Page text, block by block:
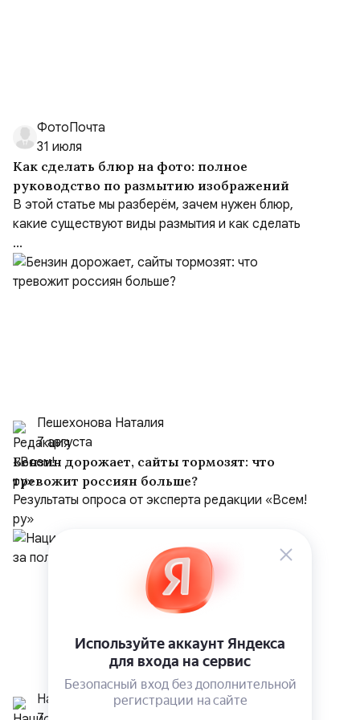
ФотоПочта
31 июля
Как сделать блюр на фото: полное
руководство по размытию изображений
В этой статье мы разберём, зачем нужен блюр,
какие существуют виды размытия и как сделать
...
Пешехонова Наталия
7 августа
Бензин дорожает, сайты тормозят: что
тревожит россиян больше?
Результаты опроса от эксперта редакции «Всем!
ру»
Национальный Курс